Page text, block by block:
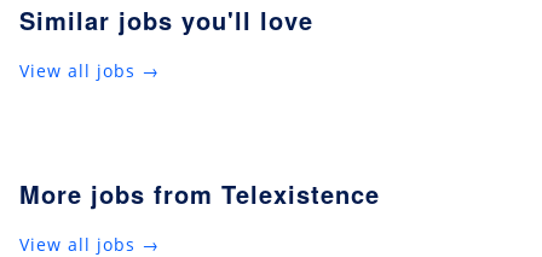
Similar jobs you'll love
View all jobs →
More jobs from Telexistence
View all jobs →